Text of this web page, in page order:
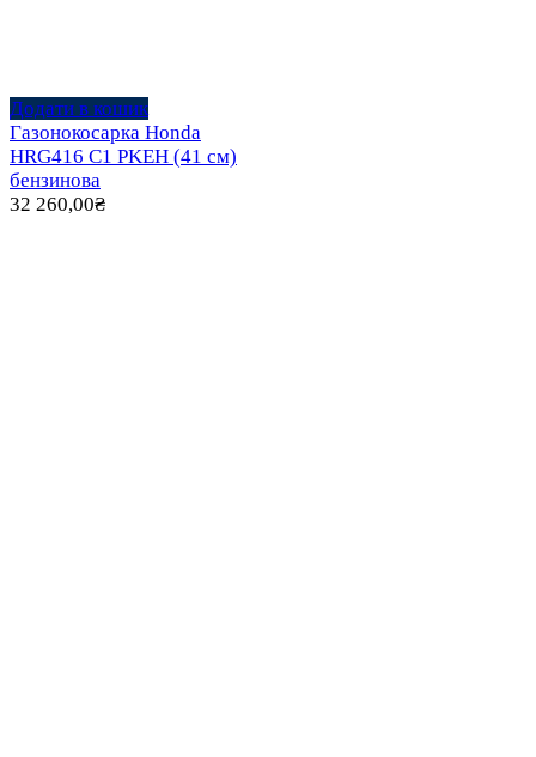
Додати в кошик
Газонокосарка Honda
HRG416 C1 PKEH (41 см)
бензинова
32 260,00₴